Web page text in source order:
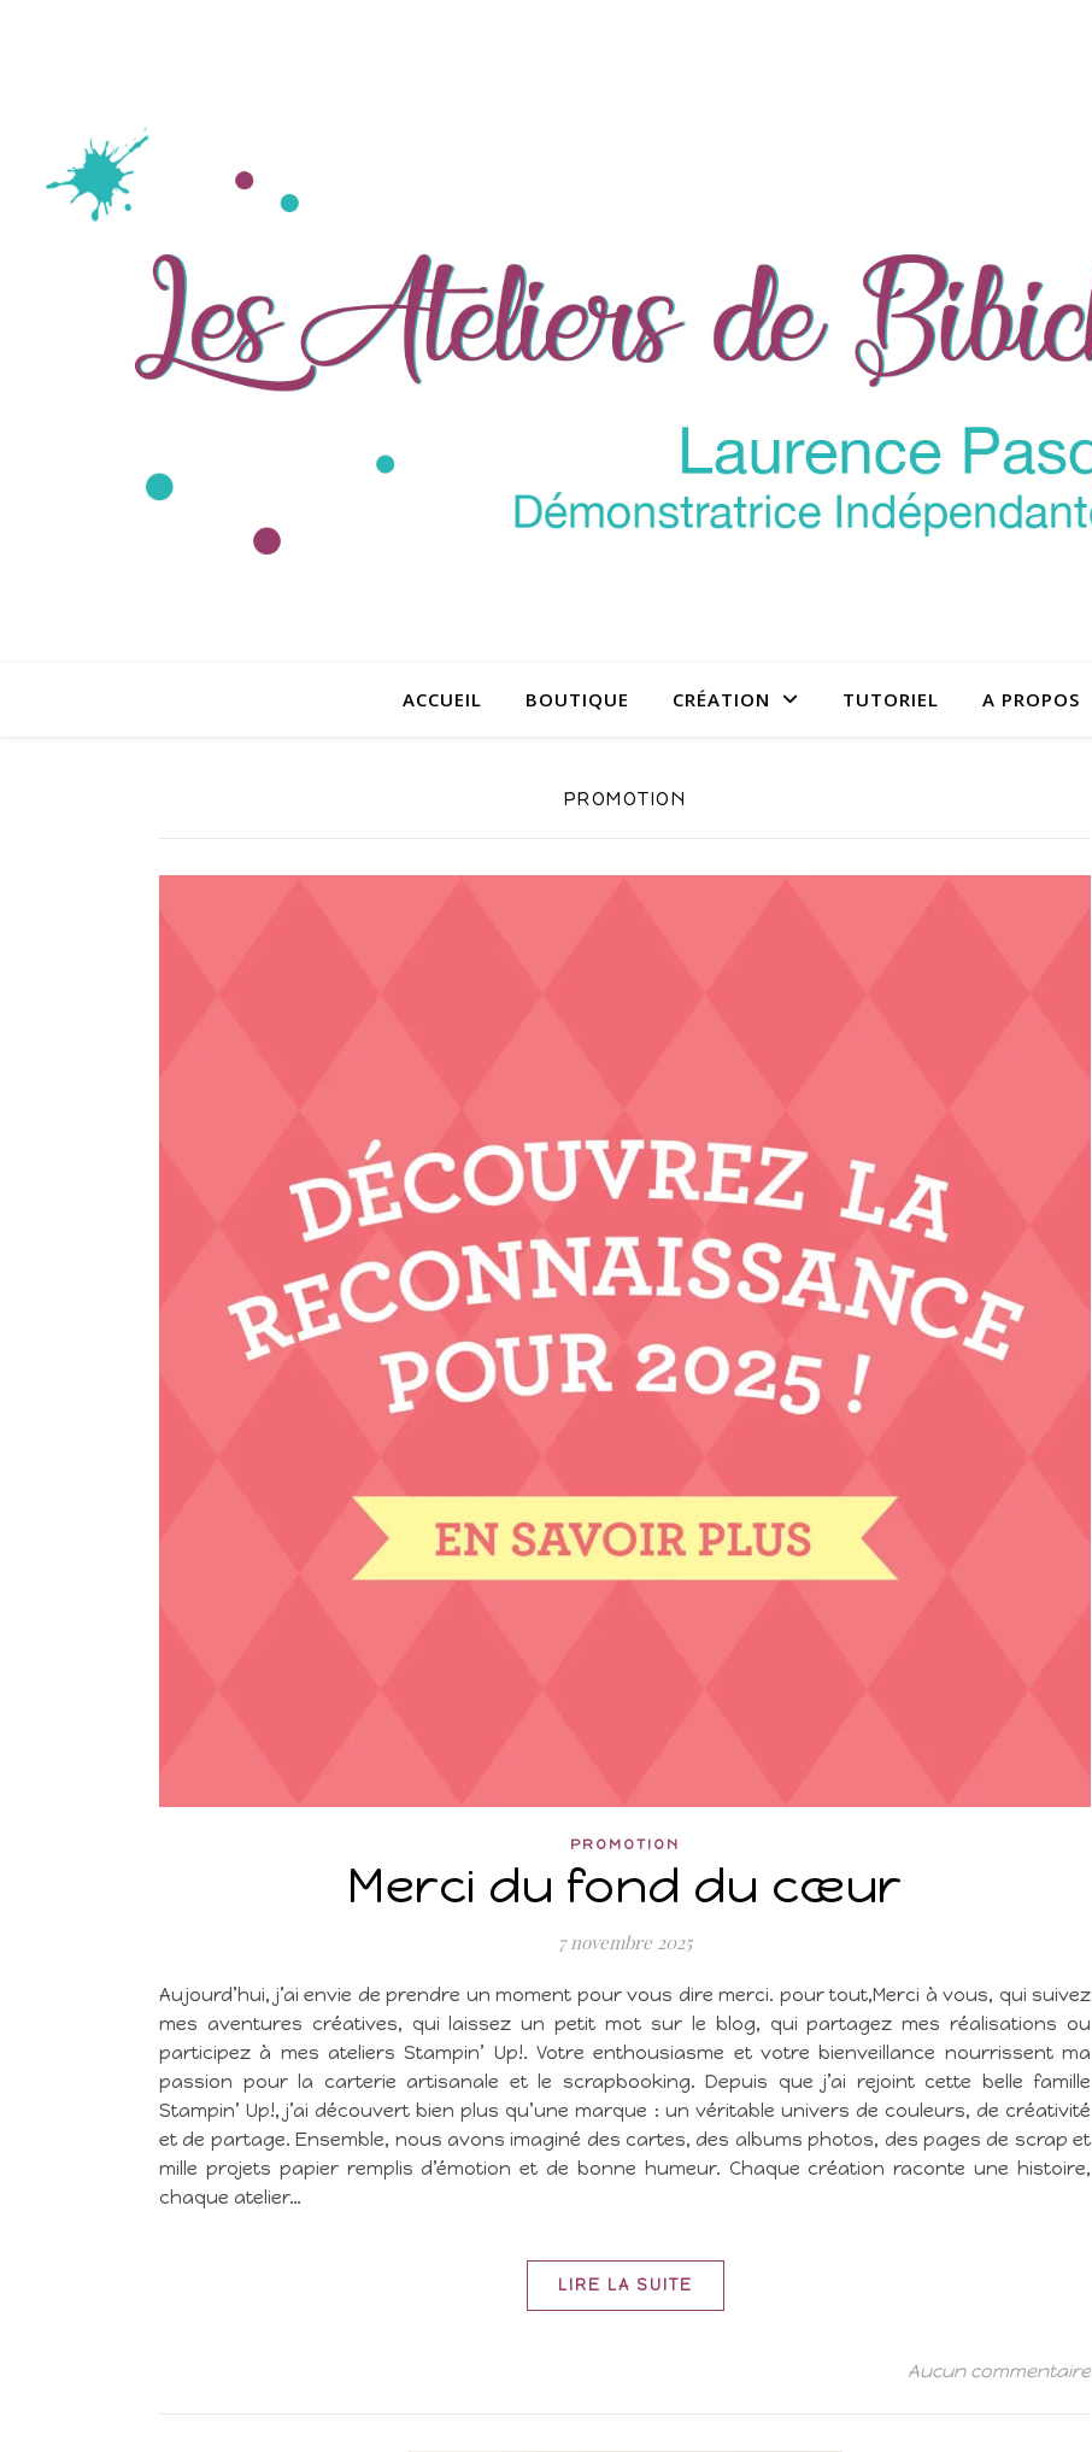
ACCUEIL BOUTIQUE CRÉATION TUTORIEL A PROPOS
PROMOTION
PROMOTION
Merci du fond du cœur
7 novembre 2025
Aujourd’hui, j’ai envie de prendre un moment pour vous dire merci. pour tout,Merci à vous, qui suivez
mes aventures créatives, qui laissez un petit mot sur le blog, qui partagez mes réalisations ou
participez à mes ateliers Stampin’ Up!. Votre enthousiasme et votre bienveillance nourrissent ma
passion pour la carterie artisanale et le scrapbooking. Depuis que j’ai rejoint cette belle famille
Stampin’ Up!, j’ai découvert bien plus qu’une marque : un véritable univers de couleurs, de créativité
et de partage. Ensemble, nous avons imaginé des cartes, des albums photos, des pages de scrap et
mille projets papier remplis d’émotion et de bonne humeur. Chaque création raconte une histoire,
chaque atelier…
LIRE LA SUITE
Aucun commentaire